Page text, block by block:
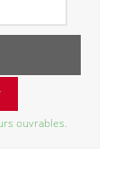
ouvrables.